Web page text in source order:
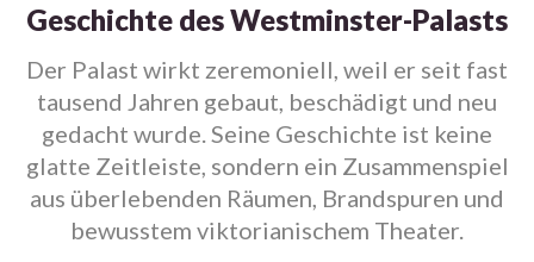
Geschichte des Westminster-Palasts
Der Palast wirkt zeremoniell, weil er seit fast
tausend Jahren gebaut, beschädigt und neu
gedacht wurde. Seine Geschichte ist keine
glatte Zeitleiste, sondern ein Zusammenspiel
aus überlebenden Räumen, Brandspuren und
bewusstem viktorianischem Theater.